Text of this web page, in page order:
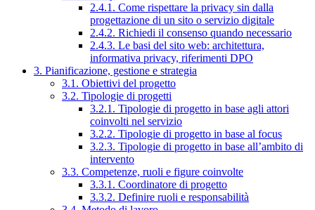
2.4.1. Come rispettare la privacy sin dalla
progettazione di un sito o servizio digitale
2.4.2. Richiedi il consenso quando necessario
2.4.3. Le basi del sito web: architettura,
informativa privacy, riferimenti DPO
3. Pianificazione, gestione e strategia
3.1. Obiettivi del progetto
3.2. Tipologie di progetti
3.2.1. Tipologie di progetto in base agli attori
coinvolti nel servizio
3.2.2. Tipologie di progetto in base al focus
3.2.3. Tipologie di progetto in base all’ambito di
intervento
3.3. Competenze, ruoli e figure coinvolte
3.3.1. Coordinatore di progetto
3.3.2. Definire ruoli e responsabilità